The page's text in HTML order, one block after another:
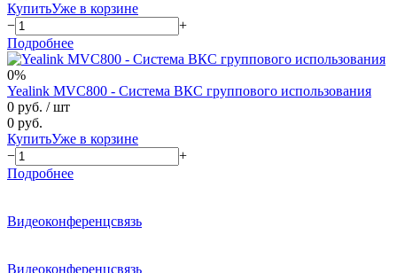
КупитьУже в корзине
−
+
Подробнее
0%
Yealink MVC800 - Система ВКС группового использования
0 руб. / шт
0 руб.
КупитьУже в корзине
−
+
Подробнее
Видеоконференцсвязь
Видеоконференцсвязь